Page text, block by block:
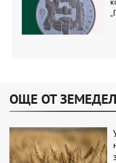
ОЩЕ ОТ